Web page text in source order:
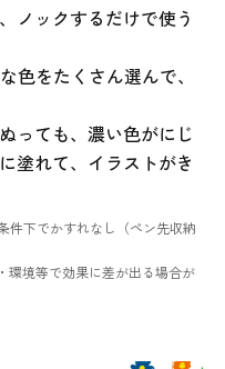
ノックするだけで使う
色をたくさん選んで、
っても、濃い色がにじ
塗れて、イラストがき
件下でかすれなし（ペン先収納
環境等で効果に差が出る場合が